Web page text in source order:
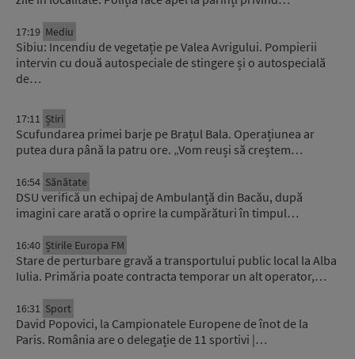
17:19 Mediu
Sibiu: Incendiu de vegetație pe Valea Avrigului. Pompierii
intervin cu două autospeciale de stingere și o autospecială
de…
17:11 Știri
Scufundarea primei barje pe Brațul Bala. Operațiunea ar
putea dura până la patru ore. „Vom reuși să creștem…
16:54 Sănătate
DSU verifică un echipaj de Ambulanță din Bacău, după
imagini care arată o oprire la cumpărături în timpul…
16:40 Știrile Europa FM
Stare de perturbare gravă a transportului public local la Alba
Iulia. Primăria poate contracta temporar un alt operator,…
16:31 Sport
David Popovici, la Campionatele Europene de înot de la
Paris. România are o delegație de 11 sportivi |…